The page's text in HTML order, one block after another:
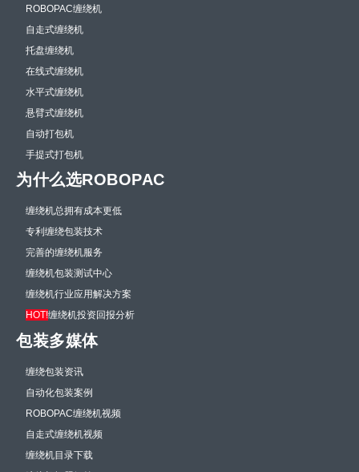
ROBOPAC缠绕机
自走式缠绕机
托盘缠绕机
在线式缠绕机
水平式缠绕机
悬臂式缠绕机
自动打包机
手提式打包机
为什么选ROBOPAC
缠绕机总拥有成本更低
专利缠绕包装技术
完善的缠绕机服务
缠绕机包装测试中心
缠绕机行业应用解决方案
HOT!缠绕机投资回报分析
包装多媒体
缠绕包装资讯
自动化包装案例
ROBOPAC缠绕机视频
自走式缠绕机视频
缠绕机目录下载